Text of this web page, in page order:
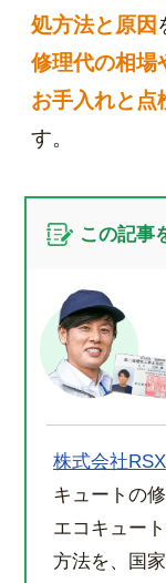
処方法と原因
修理代の相場
お手入れと点
す。
この記事
株式会社RSX
キュートの
エコキュー
方法を、国